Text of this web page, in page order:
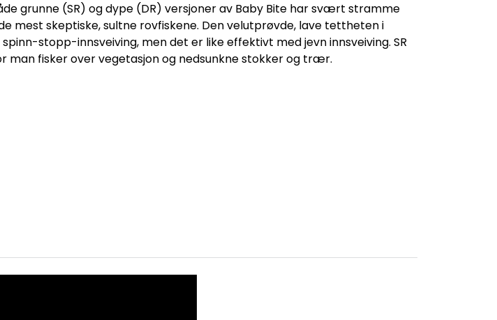
grunne (SR) og dype (DR) versjoner av Baby Bite har svært stramme
mest skeptiske, sultne rovfiskene. Den velutprøvde, lave tettheten i
stopp-innsveiving, men det er like effektivt med jevn innsveiving. SR
fisker over vegetasjon og nedsunkne stokker og trær.